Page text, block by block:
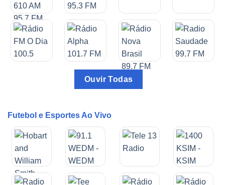
Ouvir Todas
Futebol e Esportes Ao Vivo